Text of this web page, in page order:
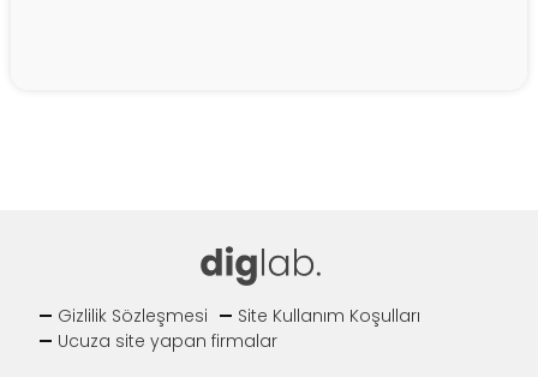
Gizlilik Sözleşmesi
Site Kullanım Koşulları
Ucuza site yapan firmalar